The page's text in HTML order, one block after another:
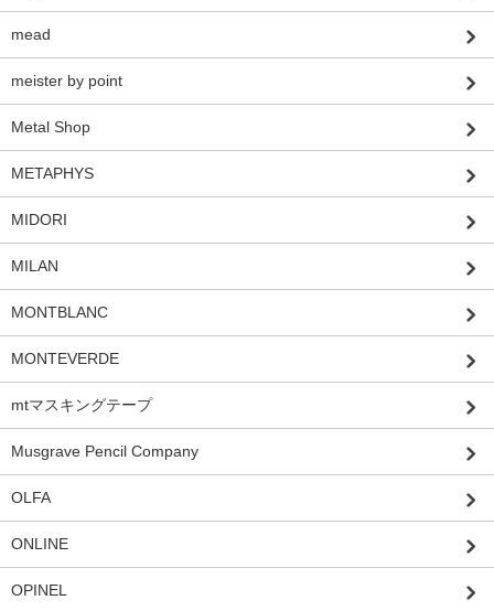
mead
meister by point
Metal Shop
METAPHYS
MIDORI
MILAN
MONTBLANC
MONTEVERDE
mtマスキングテープ
Musgrave Pencil Company
OLFA
ONLINE
OPINEL